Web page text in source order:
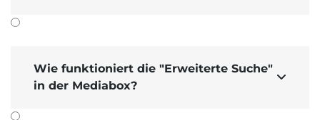
Wie funktioniert die "Erweiterte Suche"
in der Mediabox?
